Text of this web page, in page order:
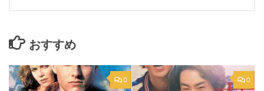
おすすめ
0 0